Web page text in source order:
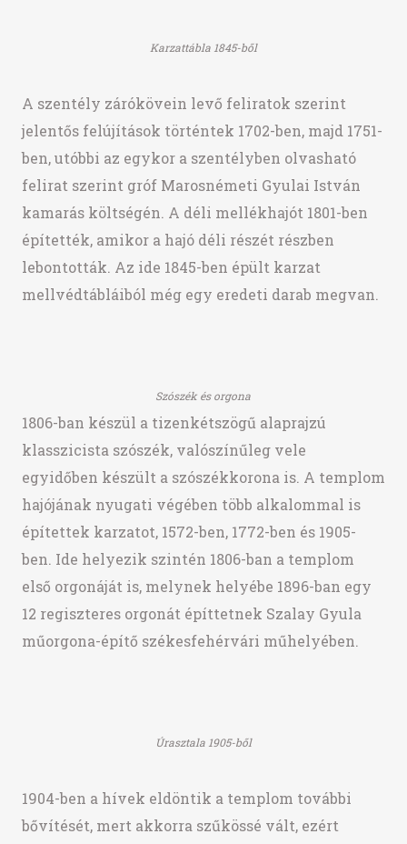
Karzattábla 1845-ből
A szentély zárókövein levő feliratok szerint
jelentős felújítások történtek 1702-ben, majd 1751-
ben, utóbbi az egykor a szentélyben olvasható
felirat szerint gróf Marosnémeti Gyulai István
kamarás költségén. A déli mellékhajót 1801-ben
építették, amikor a hajó déli részét részben
lebontották. Az ide 1845-ben épült karzat
mellvédtábláiból még egy eredeti darab megvan.
Szószék és orgona
1806-ban készül a tizenkétszögű alaprajzú
klasszicista szószék, valószínűleg vele
egyidőben készült a szószékkorona is. A templom
hajójának nyugati végében több alkalommal is
építettek karzatot, 1572-ben, 1772-ben és 1905-
ben. Ide helyezik szintén 1806-ban a templom
első orgonáját is, melynek helyébe 1896-ban egy
12 regiszteres orgonát építtetnek Szalay Gyula
műorgona-építő székesfehérvári műhelyében.
Úrasztala 1905-ből
1904-ben a hívek eldöntik a templom további
bővítését, mert akkorra szűkössé vált, ezért